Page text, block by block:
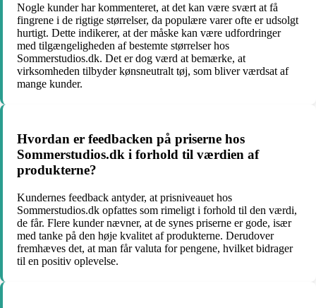
Nogle kunder har kommenteret, at det kan være svært at få
fingrene i de rigtige størrelser, da populære varer ofte er udsolgt
hurtigt. Dette indikerer, at der måske kan være udfordringer
med tilgængeligheden af bestemte størrelser hos
Sommerstudios.dk. Det er dog værd at bemærke, at
virksomheden tilbyder kønsneutralt tøj, som bliver værdsat af
mange kunder.
Hvordan er feedbacken på priserne hos
Sommerstudios.dk i forhold til værdien af
produkterne?
Kundernes feedback antyder, at prisniveauet hos
Sommerstudios.dk opfattes som rimeligt i forhold til den værdi,
de får. Flere kunder nævner, at de synes priserne er gode, især
med tanke på den høje kvalitet af produkterne. Derudover
fremhæves det, at man får valuta for pengene, hvilket bidrager
til en positiv oplevelse.